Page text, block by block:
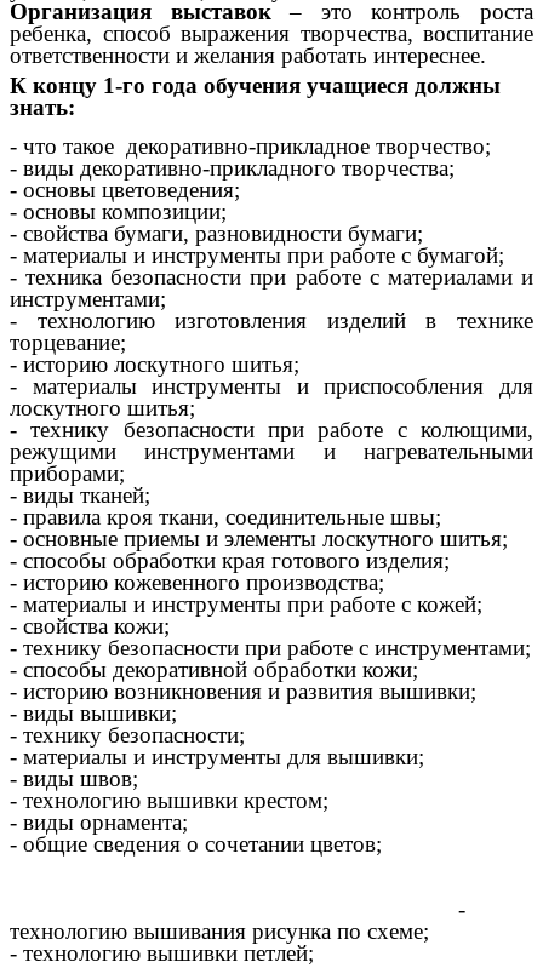
Организация выставок– это контроль роста
ребенка, способ выражения творчества, воспитание
ответственности и желания работать интереснее.
К концу 1-го года обучения учащиеся должны
знать:
- что такое декоративно-прикладное творчество;
- виды декоративно-прикладного творчества;
- основы цветоведения;
- основы композиции;
- свойства бумаги, разновидности бумаги;
- материалы и инструменты при работе с бумагой;
- техника безопасности при работе с материалами и
инструментами;
- технологию изготовления изделий в технике
торцевание;
- историю лоскутного шитья;
- материалы инструменты и приспособления для
лоскутного шитья;
- технику безопасности при работе с колющими,
режущими инструментами и нагревательными
приборами;
- виды тканей;
- правила кроя ткани, соединительные швы;
- основные приемы и элементы лоскутного шитья;
- способы обработки края готового изделия;
- историю кожевенного производства;
- материалы и инструменты при работе с кожей;
- свойства кожи;
- технику безопасности при работе с инструментами;
- способы декоративной обработки кожи;
- историю возникновения и развития вышивки;
- виды вышивки;
- технику безопасности;
- материалы и инструменты для вышивки;
- виды швов;
- технологию вышивки крестом;
- виды орнамента;
- общие сведения о сочетании цветов;
-
технологию вышивания рисунка по схеме;
- технологию вышивки петлей;